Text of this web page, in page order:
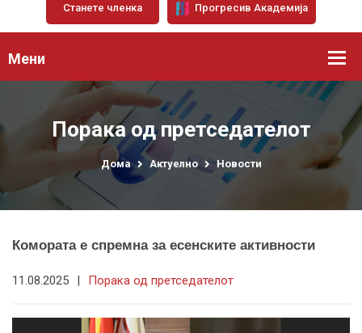
Станете членка Прогресив Академија
Мени
Порака од претседателот
Дома Актуелно Новости
Комората е спремна за есенските активности
11.08.2025 | Порака од претседателот